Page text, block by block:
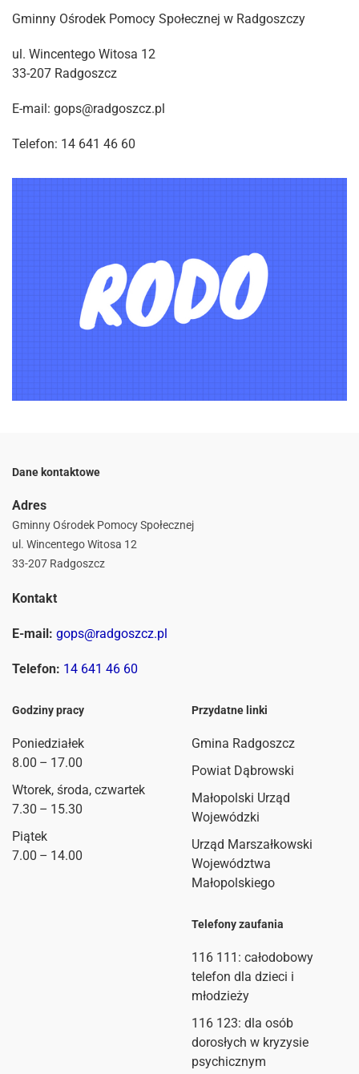
Gminny Ośrodek Pomocy Społecznej w Radgoszczy
ul. Wincentego Witosa 12
33-207 Radgoszcz
E-mail: gops@radgoszcz.pl
Telefon: 14 641 46 60
Dane kontaktowe
Adres
Gminny Ośrodek Pomocy Społecznej
ul. Wincentego Witosa 12
33-207 Radgoszcz
Kontakt
E-mail: gops@radgoszcz.pl
Telefon: 14 641 46 60
Godziny pracy
Poniedziałek
8.00 – 17.00
Wtorek, środa, czwartek
7.30 – 15.30
Piątek
7.00 – 14.00
Przydatne linki
Gmina Radgoszcz
Powiat Dąbrowski
Małopolski Urząd
Wojewódzki
Urząd Marszałkowski
Województwa
Małopolskiego
Telefony zaufania
116 111 : całodobowy
telefon dla dzieci i
młodzieży
116 123: dla osób
dorosłych w kryzysie
psychicznym